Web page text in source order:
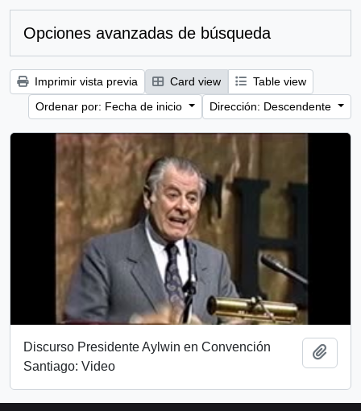
Opciones avanzadas de búsqueda
Imprimir vista previa Card view
Table view
Ordenar por: Fecha de inicio
Dirección: Descendente
Discurso Presidente Aylwin en Convención
Santiago: Video